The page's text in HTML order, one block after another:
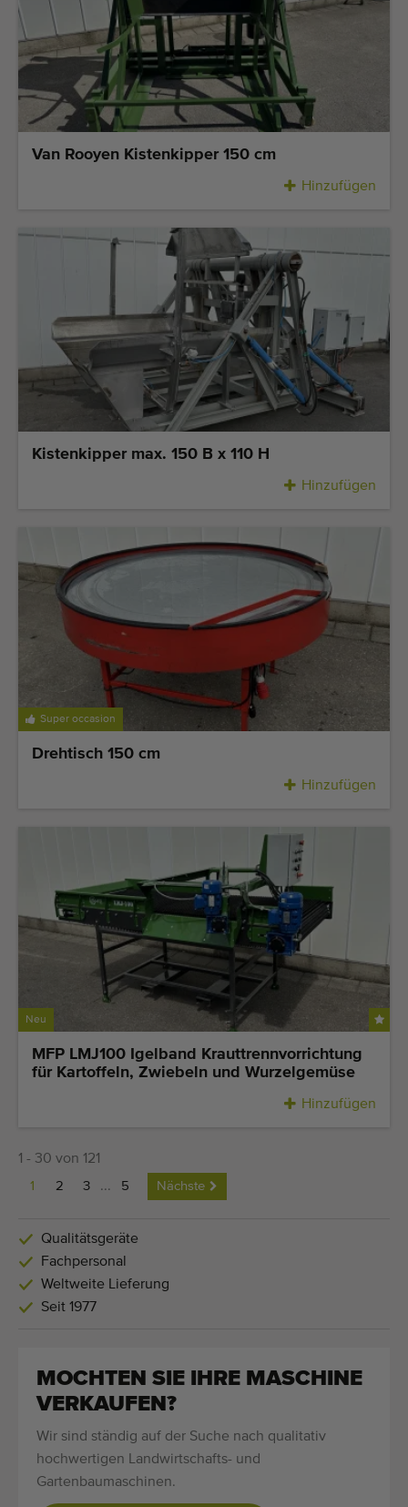
Van Rooyen Kistenkipper 150 cm
Hinzufügen
Kistenkipper max. 150 B x 110 H
Hinzufügen
Super occasion
Drehtisch 150 cm
Hinzufügen
Neu
MFP LMJ100 Igelband Krauttrennvorrichtung
für Kartoffeln, Zwiebeln und Wurzelgemüse
Hinzufügen
1 - 30 von 121
1 2 3 ... 5 Nächste
Qualitätsgeräte
Fachpersonal
Weltweite Lieferung
Seit 1977
MOCHTEN SIE IHRE MASCHINE
VERKAUFEN?
Wir sind ständig auf der Suche nach qualitativ
hochwertigen Landwirtschafts- und
Gartenbaumaschinen.